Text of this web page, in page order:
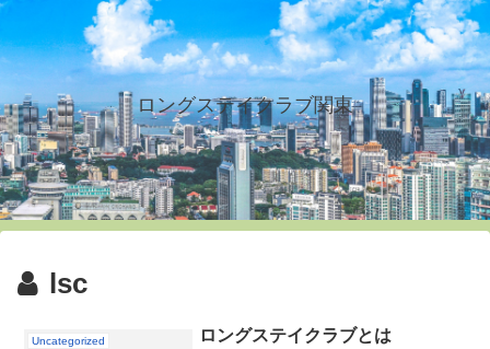
ロングステイクラブ関東
lsc
Uncategorized ロングステイクラブとは